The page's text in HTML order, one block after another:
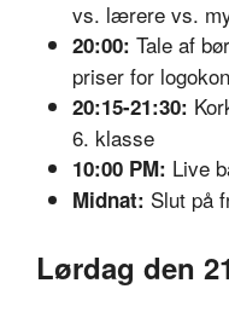
vs. lærere vs.
20:00: Tale af
priser for
20:15-21:30:
6. klasse
10:00 PM: Live
Midnat: Slut på
Lørdag den